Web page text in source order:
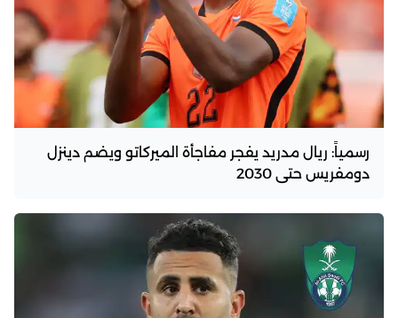
رسمياً: ريال مدريد يفجر مفاجأة الميركاتو ويضم دينزل
دومفريس حتى 2030